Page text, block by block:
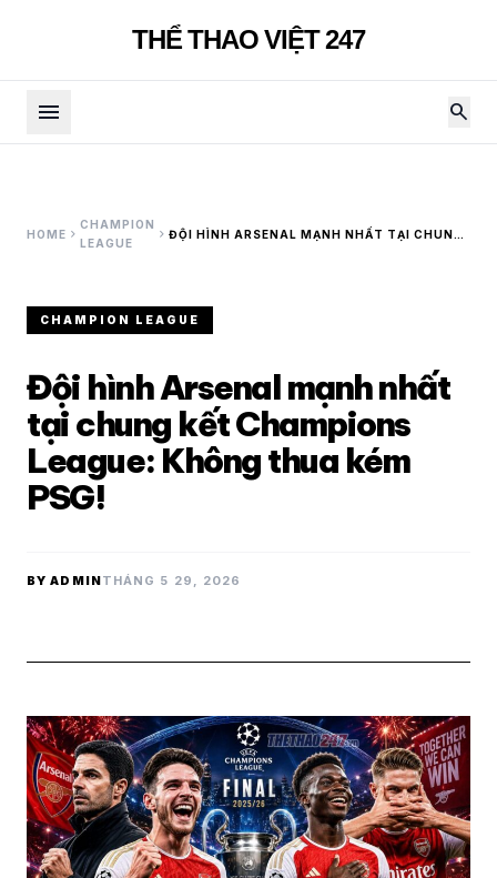
THỂ THAO VIỆT 247
menu search
HOME chevron_right
CHAMPION
LEAGUE
chevron_right ĐỘI HÌNH ARSENAL MẠNH NHẤT TẠI CHUNG
CHAMPION LEAGUE
Đội hình Arsenal mạnh nhất
tại chung kết Champions
League: Không thua kém
PSG!
BY ADMINTHÁNG 5 29, 2026